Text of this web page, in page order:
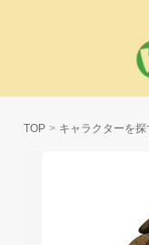
TOP キャラクターを探